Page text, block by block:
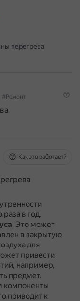
перегрева
#Ремонт
Как это работает?
в год.
. Это может
в закрытую
для
привести
например,
предмет.
компоненты
приводит к